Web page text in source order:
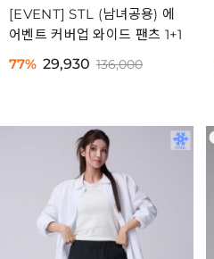
[EVENT] STL (남녀공용) 에
어벤트 커버업 와이드 팬츠 1+1
77% 29,930 136,000